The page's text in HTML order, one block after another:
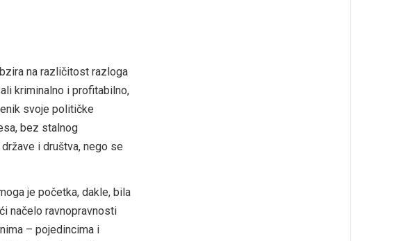
na različitost razloga
kriminalno i profitabilno,
svoje političke
bez stalnog
i društva, nego se
je početka, dakle, bila
načelo ravnopravnosti
– pojedincima i